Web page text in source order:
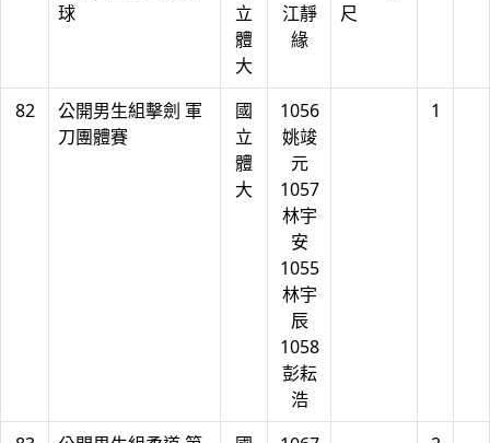
球
立
體
大
江靜
緣
尺
82
公開男生組擊劍 軍
刀團體賽
國
立
體
大
1056
姚竣
元
1057
林宇
安
1055
林宇
辰
1058
彭耘
浩
1